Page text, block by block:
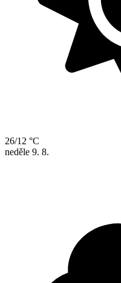
26/12 °C
neděle 9. 8.